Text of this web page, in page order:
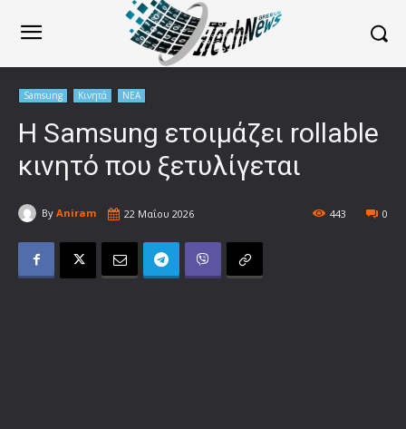
Samsung Κινητά ΝΕΑ
Η Samsung ετοιμάζει rollable
κινητό που ξετυλίγεται
By Aniram 22 Μαΐου 2026 0
443